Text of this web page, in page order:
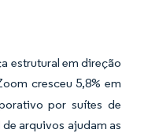
estrutural em direção
cresceu 5,8% em
por suítes de
arquivos ajudam as